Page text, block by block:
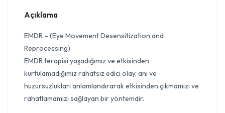
Açıklama
EMDR – (Eye Movement Desensitization and
Reprocessing)
EMDR terapisi yaşadığımız ve etkisinden
kurtulamadığımız rahatsız edici olay, anı ve
huzursuzlukları anlamlandırarak etkisinden çıkmamızı ve
rahatlamamızı sağlayan bir yöntemdir.